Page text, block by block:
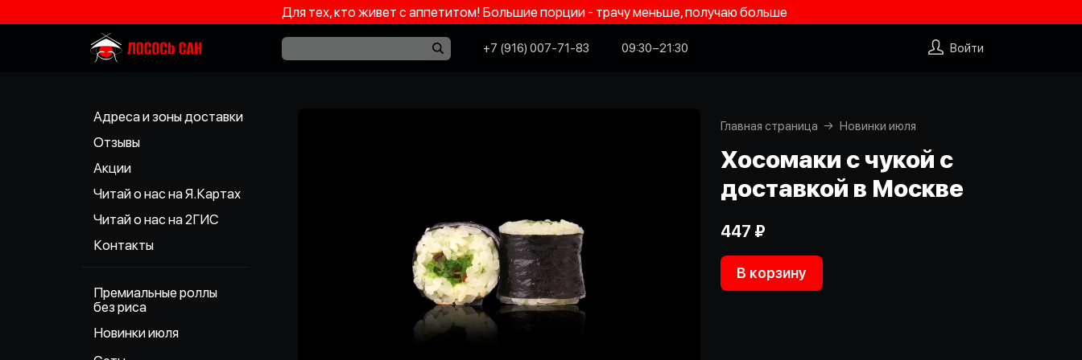
Для тех, кто живет с аппетитом! Большие порции - трачу меньше, получаю больше
+7 (916) 007-71-83 09:30−21:30 Войти
Адреса и зоны доставки
Отзывы
Акции
Читай о нас на Я.Картах
Читай о нас на 2ГИС
Контакты
Премиальные роллы
без риса
Новинки июля
Главная страница Новинки июля
Хосомаки с чукой с
доставкой в Москве
447 ₽
В корзину